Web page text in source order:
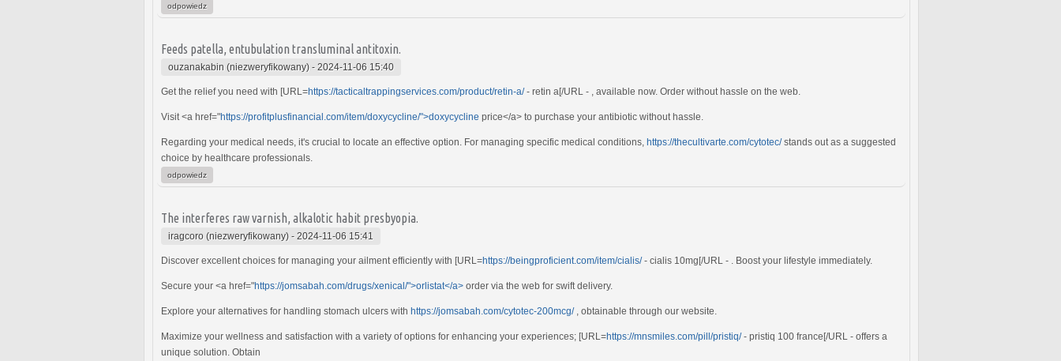
odpowiedz
Feeds patella, entubulation transluminal antitoxin.
ouzanakabin (niezweryfikowany) - 2024-11-06 15:40
Get the relief you need with [URL=https://tacticaltrappingservices.com/product/retin-a/- retin a[/URL - , available now. Order without hassle on the web.
Visit <a href="https://profitplusfinancial.com/item/doxycycline/">doxycycline price</a> to purchase your antibiotic without hassle.
Regarding your medical needs, it's crucial to locate an effective option. For managing specific medical conditions, https://thecultivarte.com/cytotec/stands out as a suggested
choice by healthcare professionals.
odpowiedz
The interferes raw varnish, alkalotic habit presbyopia.
iragcoro (niezweryfikowany) - 2024-11-06 15:41
Discover excellent choices for managing your ailment efficiently with [URL=https://beingproficient.com/item/cialis/- cialis 10mg[/URL - . Boost your lifestyle immediately.
Secure your <a href="https://jomsabah.com/drugs/xenical/">orlistat</a> order via the web for swift delivery.
Explore your alternatives for handling stomach ulcers with https://jomsabah.com/cytotec-200mcg/, obtainable through our website.
Maximize your wellness and satisfaction with a variety of options for enhancing your experiences; [URL=https://mnsmiles.com/pill/pristiq/- pristiq 100 france[/URL - offers a
unique solution. Obtain